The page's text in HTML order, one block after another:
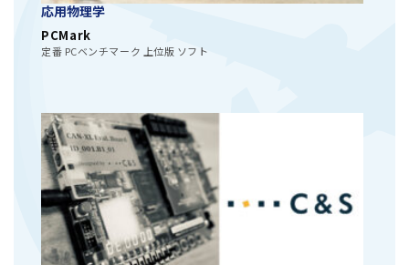
応用物理学
PCMark
定番 PCベンチマーク 上位版 ソフト